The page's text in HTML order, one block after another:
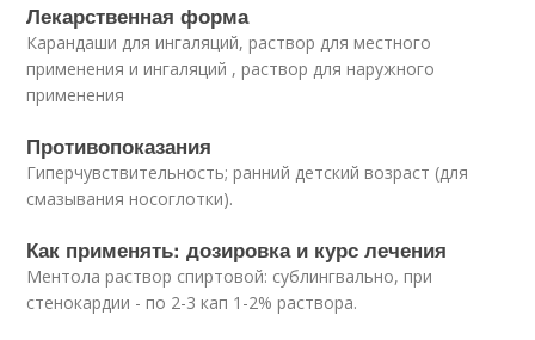
Лекарственная форма
Карандаши для ингаляций, раствор для местного
применения и ингаляций , раствор для наружного
применения
Противопоказания
Гиперчувствительность; ранний детский возраст (для
смазывания носоглотки).
Как применять: дозировка и курс лечения
Ментола раствор спиртовой: сублингвально, при
стенокардии - по 2-3 кап 1-2% раствора.